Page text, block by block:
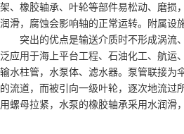
架、橡胶轴承、叶轮等部件易松动、磨损
润滑，腐蚀会影响轴的正常运转。附属设
突出的优点是输送介质时不形成涡流
泛应用于海上平台工程、石油化工、航运
输水柱管，水泵体、滤水器。泵管联接为
的流道，而被引向一级叶轮，逐次地流过
用螺母拉紧，水泵的橡胶轴承采用水润滑